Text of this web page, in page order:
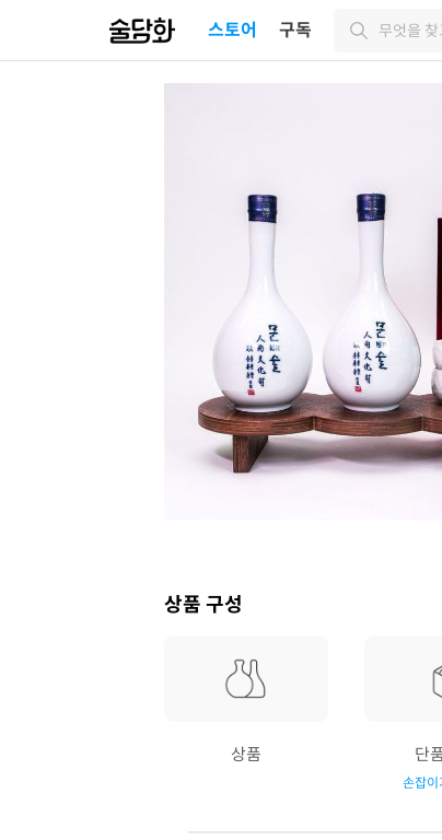
스토어 구독 무엇을
상품 구성
상품 단
손잡이